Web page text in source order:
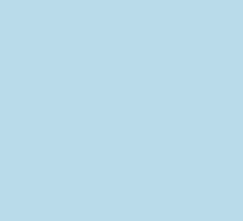
Partner
volné pozice